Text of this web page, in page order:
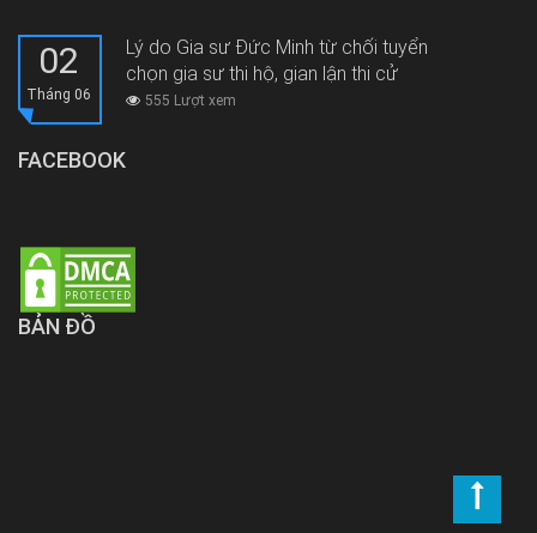
02
Tháng 06
Lý do Gia sư Đức Minh từ chối tuyển
chọn gia sư thi hộ, gian lận thi cử
555 Lượt xem
FACEBOOK
BẢN ĐỒ